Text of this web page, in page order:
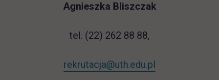
Agnieszka Bliszczak
tel. (22) 262 88 88,
rekrutacja@uth.edu.pl